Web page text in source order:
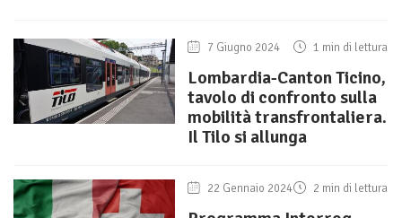
7 Giugno 2024 1 min di lettura
Lombardia-Canton Ticino,
tavolo di confronto sulla
mobilità transfrontaliera.
Il Tilo si allunga
22 Gennaio 2024 2 min di lettura